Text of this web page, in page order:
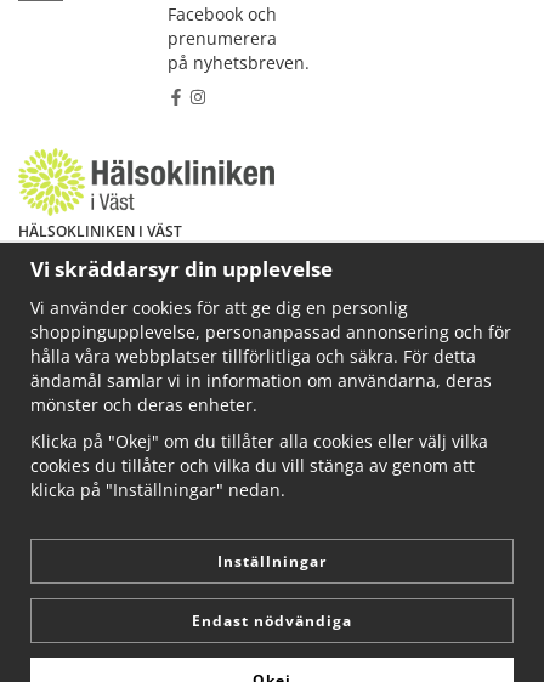
Facebook och
prenumerera
på nyhetsbreven.
HÄLSOKLINIKEN I VÄST
Har du hälsoproblem? Fråga mig!
info@ahkliniken.se eller ring 070-622 85 65
Läs gärna mer på www.ahkliniken.se
Vi skräddarsyr din upplevelse
Vi använder cookies för att ge dig en personlig
shoppingupplevelse, personanpassad annonsering och för
hålla våra webbplatser tillförlitliga och säkra. För detta
ändamål samlar vi in information om användarna, deras
mönster och deras enheter.
Klicka på "Okej" om du tillåter alla cookies eller välj vilka
cookies du tillåter och vilka du vill stänga av genom att
klicka på "Inställningar" nedan.
Inställningar
Endast nödvändiga